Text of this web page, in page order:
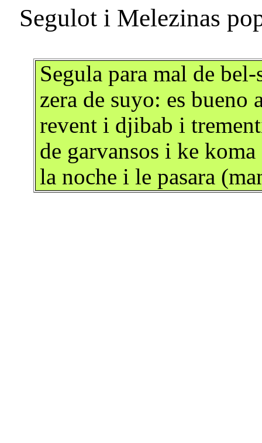
Segula para mal de
zera de suyo: es bueno
revent i djibab i
de garvansos i ke
la noche i le pasara